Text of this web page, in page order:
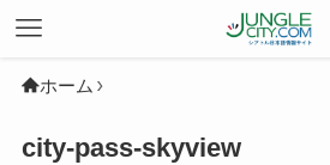
ホーム
city-pass-skyview